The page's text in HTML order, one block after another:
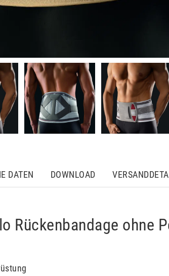
DATEN DOWNLOAD
Rückenbandage ohne